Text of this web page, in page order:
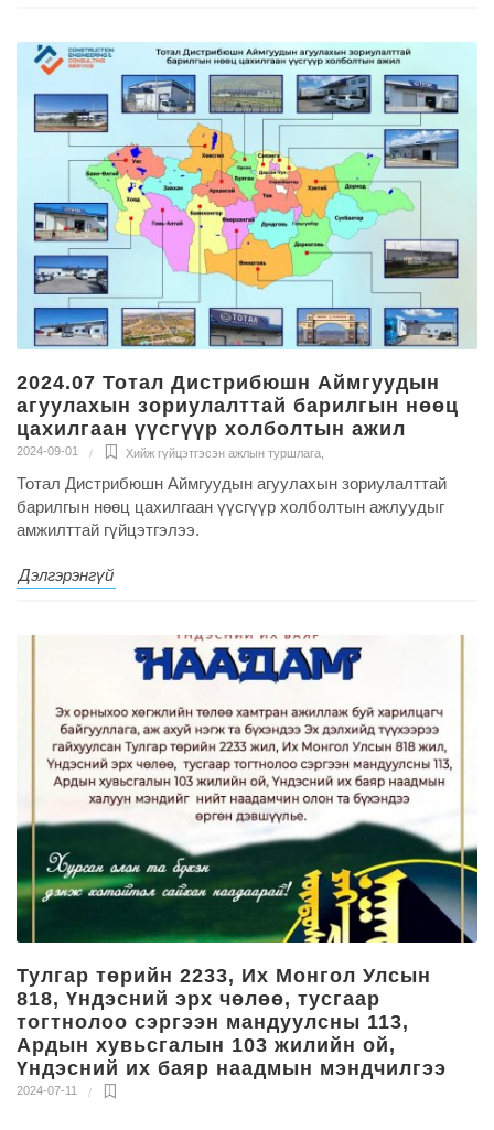
2024.07 Тотал Дистрибюшн Аймгуудын
агуулахын зориулалттай барилгын нөөц
цахилгаан үүсгүүр холболтын ажил
2024-09-01 Хийж гүйцэтгэсэн ажлын туршлага
Тотал Дистрибюшн Аймгуудын агуулахын зориулалттай
барилгын нөөц цахилгаан үүсгүүр холболтын ажлуудыг
амжилттай гүйцэтгэлээ.
Дэлгэрэнгүй
Тулгар төрийн 2233, Их Монгол Улсын
818, Үндэсний эрх чөлөө, тусгаар
тогтнолоо сэргээн мандуулсны 113,
Ардын хувьсгалын 103 жилийн ой,
Үндэсний их баяр наадмын мэндчилгээ
2024-07-11